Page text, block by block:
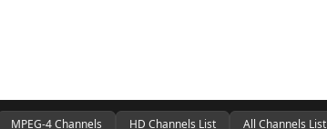
MPEG-4 Channels HD Channels List All Channels List